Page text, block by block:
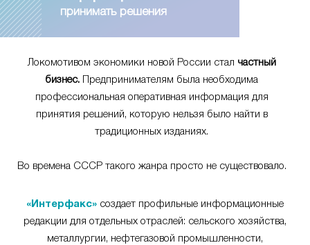
принимать решения
Локомотивом экономики новой России стал частный
бизнес. Предпринимателям была необходима
профессиональная оперативная информация для
принятия решений, которую нельзя было найти в
традиционных изданиях.
Во времена СССР такого жанра просто не существовало.
«Интерфакс» создает профильные информационные
редакции для отдельных отраслей: сельского хозяйства,
металлургии, нефтегазовой промышленности,